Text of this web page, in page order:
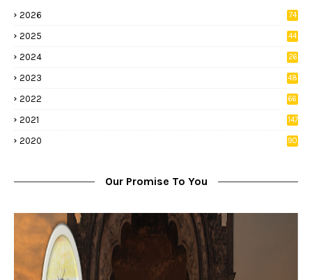
2026
74
2025
44
2024
26
2023 48
2022
66
2021
147
2020
90
Our Promise To You